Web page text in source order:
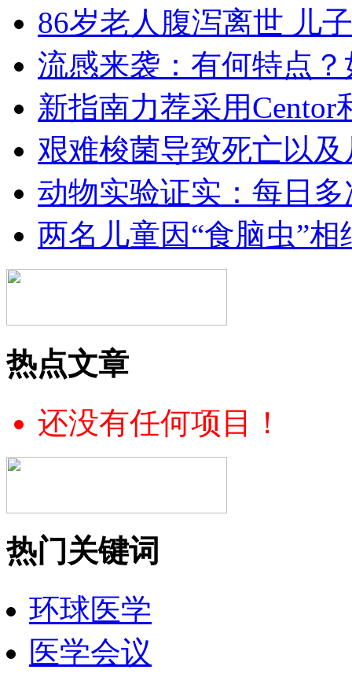
86岁老人腹泻离世 儿
流感来袭：有何特点
新指南力荐采用Centor
艰难梭菌导致死亡以
动物实验证实：每日
两名儿童因“食脑虫”
热点文章
还没有任何项目！
热门关键词
环球医学
医学会议